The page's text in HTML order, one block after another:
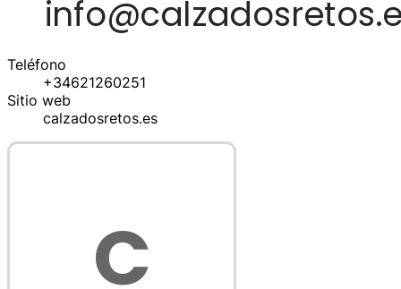
Teléfono
+34621260251
Sitio web
calzadosretos.es